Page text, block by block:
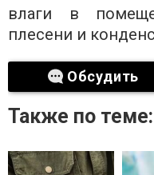
влаги в
плесени и
Обсудить
Также по теме: